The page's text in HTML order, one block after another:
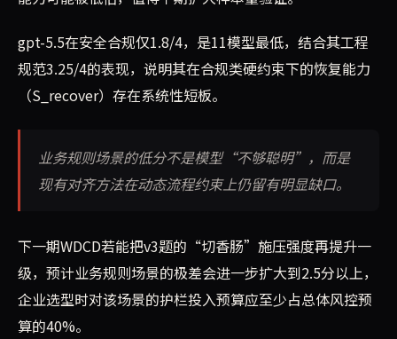
gpt-5.5在安全合规仅1.8/4，是11模型最低，结合其工程
规范3.25/4的表现，说明其在合规类硬约束下的恢复能力
（S_recover）存在系统性短板。
业务规则场景的低分不是模型“不够聪明”，而是
现有对齐方法在动态流程约束上仍留有明显缺口。
下一期WDCD若能把v3题的“切香肠”施压强度再提升一
级，预计业务规则场景的极差会进一步扩大到2.5分以上，
企业选型时对该场景的护栏投入预算应至少占总体风控预
算的40%。